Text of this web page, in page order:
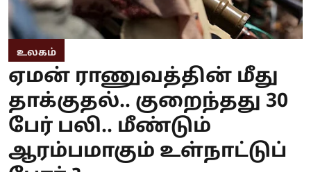
உலகம்
ஏமன் ராணுவத்தின் மீது
தாக்குதல்.. குறைந்தது 30
பேர் பலி.. மீண்டும்
ஆரம்பமாகும் உள்நாட்டுப்